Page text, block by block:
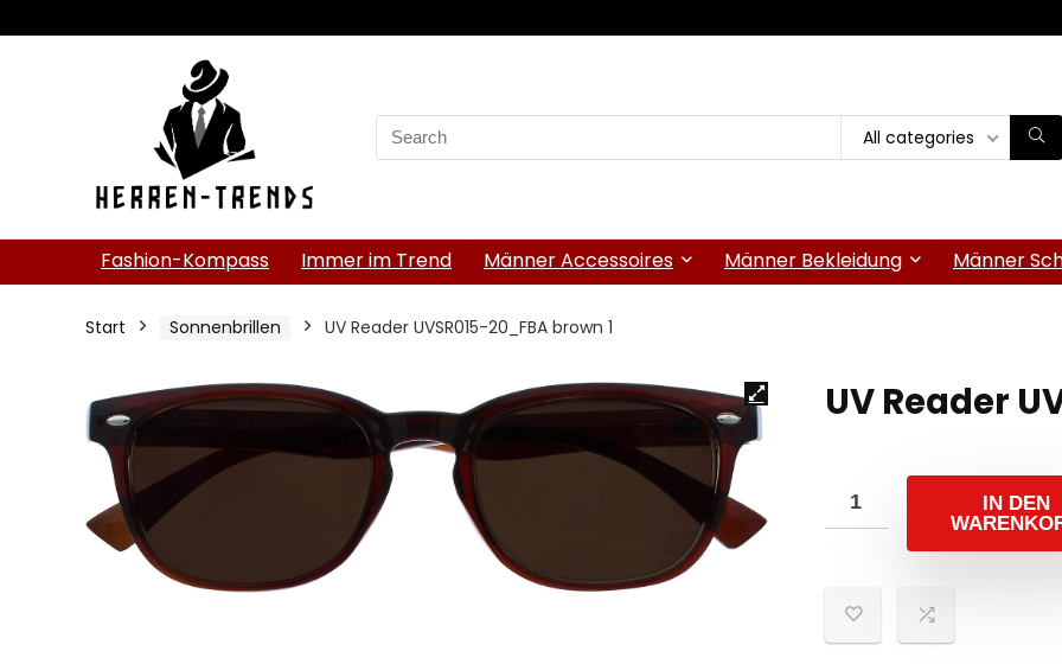
Search
for:
All categories
Fashion-Kompass Immer im Trend Männer Accessoires Männer Bekleidung Männer
Start Sonnenbrillen UV Reader UVSR015-20_FBA brown 1
UV Reader
IN DEN